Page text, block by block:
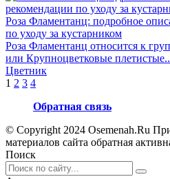
Роза Фламентанц: подробное
по уходу за кустарником
Роза Фламентанц относится к
или Крупноцветковые
Цветник
1 2 3 4
Обратная связь
© Copyright 2024 Osemenah.Ru
материалов сайта обратная
Поиск